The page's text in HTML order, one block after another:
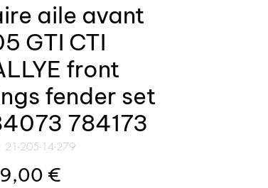
aile avant
GTI CTI
front
fender set
784173
21-205-14-279
€